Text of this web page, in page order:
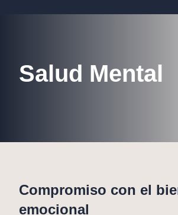
Salud Mental
Compromiso con el
emocional